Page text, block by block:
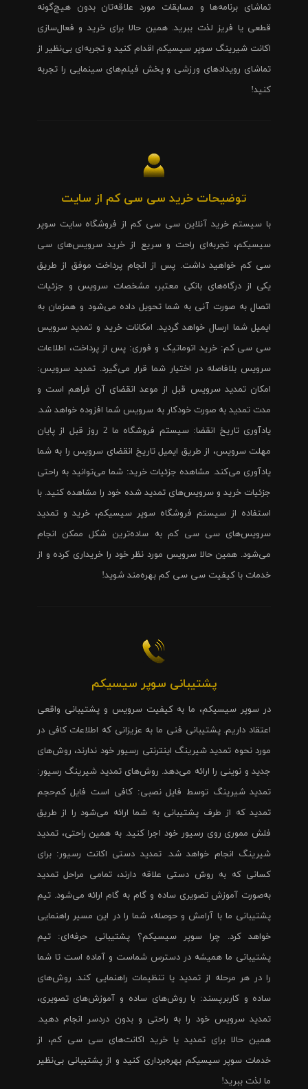
تماشای برنامه‌ها و مسابقات مورد علاقه‌تان بدون هیچ‌گونه
قطعی یا فریز لذت ببرید. همین حالا برای خرید و فعال‌سازی
اکانت شیرینگ سوپر سیسیکم اقدام کنید و تجربه‌ای بی‌نظیر از
تماشای رویدادهای ورزشی و پخش فیلم‌های سینمایی را تجربه
کنید!
توضیحات خرید سی سی کم از سایت
با سیستم خرید آنلاین سی سی کم از فروشگاه سایت سوپر
سیسیکم، تجربه‌ای راحت و سریع از خرید سرویس‌های سی
سی کم خواهید داشت. پس از انجام پرداخت موفق از طریق
یکی از درگاه‌های بانکی معتبر، مشخصات سرویس و جزئیات
اتصال به صورت آنی به شما تحویل داده می‌شود و همزمان به
ایمیل شما ارسال خواهد گردید. امکانات خرید و تمدید سرویس
سی سی کم: خرید اتوماتیک و فوری: پس از پرداخت، اطلاعات
سرویس بلافاصله در اختیار شما قرار می‌گیرد. تمدید سرویس:
امکان تمدید سرویس قبل از موعد انقضای آن فراهم است و
مدت تمدید به صورت خودکار به سرویس شما افزوده خواهد شد.
یادآوری تاریخ انقضا: سیستم فروشگاه ما 2 روز قبل از پایان
مهلت سرویس، از طریق ایمیل تاریخ انقضای سرویس را به شما
یادآوری می‌کند. مشاهده جزئیات خرید: شما می‌توانید به راحتی
جزئیات خرید و سرویس‌های تمدید شده خود را مشاهده کنید. با
استفاده از سیستم فروشگاه سوپر سیسیکم، خرید و تمدید
سرویس‌های سی سی کم به ساده‌ترین شکل ممکن انجام
می‌شود. همین حالا سرویس مورد نظر خود را خریداری کرده و از
خدمات با کیفیت سی سی کم بهره‌مند شوید!
پشتیبانی سوپر سیسیکم
در سوپر سیسیکم، ما به کیفیت سرویس و پشتیبانی واقعی
اعتقاد داریم. پشتیبانی فنی ما به عزیزانی که اطلاعات کافی در
مورد نحوه تمدید شیرینگ اینترنتی رسیور خود ندارند، روش‌های
جدید و نوینی را ارائه می‌دهد. روش‌های تمدید شیرینگ رسیور:
تمدید شیرینگ توسط فایل نصبی: کافی است فایل کم‌حجم
تمدید که از طرف پشتیبانی به شما ارائه می‌شود را از طریق
فلش مموری روی رسیور خود اجرا کنید. به همین راحتی، تمدید
شیرینگ انجام خواهد شد. تمدید دستی اکانت رسیور: برای
کسانی که به روش دستی علاقه دارند، تمامی مراحل تمدید
به‌صورت آموزش تصویری ساده و گام به گام ارائه می‌شود. تیم
پشتیبانی ما با آرامش و حوصله، شما را در این مسیر راهنمایی
خواهد کرد. چرا سوپر سیسیکم؟ پشتیبانی حرفه‌ای: تیم
پشتیبانی ما همیشه در دسترس شماست و آماده است تا شما
را در هر مرحله از تمدید یا تنظیمات راهنمایی کند. روش‌های
ساده و کاربرپسند: با روش‌های ساده و آموزش‌های تصویری،
تمدید سرویس خود را به راحتی و بدون دردسر انجام دهید.
همین حالا برای تمدید یا خرید اکانت‌های سی سی کم، از
خدمات سوپر سیسیکم بهره‌برداری کنید و از پشتیبانی بی‌نظیر
ما لذت ببرید!